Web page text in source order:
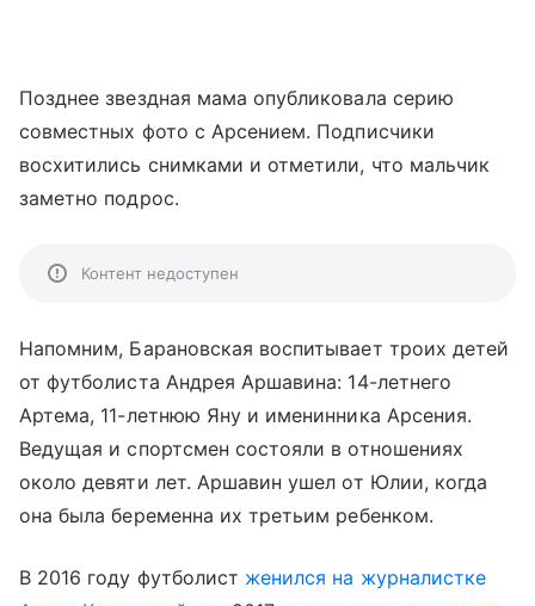
Позднее звездная мама опубликовала серию
совместных фото с Арсением. Подписчики
восхитились снимками и отметили, что мальчик
заметно подрос.
Контент недоступен
Напомним, Барановская воспитывает троих детей
от футболиста Андрея Аршавина: 14-летнего
Артема, 11-летнюю Яну и именинника Арсения.
Ведущая и спортсмен состояли в отношениях
около девяти лет. Аршавин ушел от Юлии, когда
она была беременна их третьим ребенком.
В 2016 году футболист женился на журналистке